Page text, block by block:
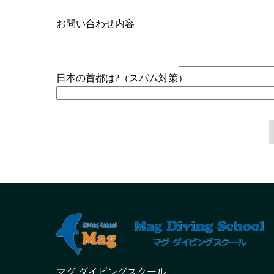
お問い合わせ内容
日本の首都は?（スパム対策）
マグ ダイビングスクール